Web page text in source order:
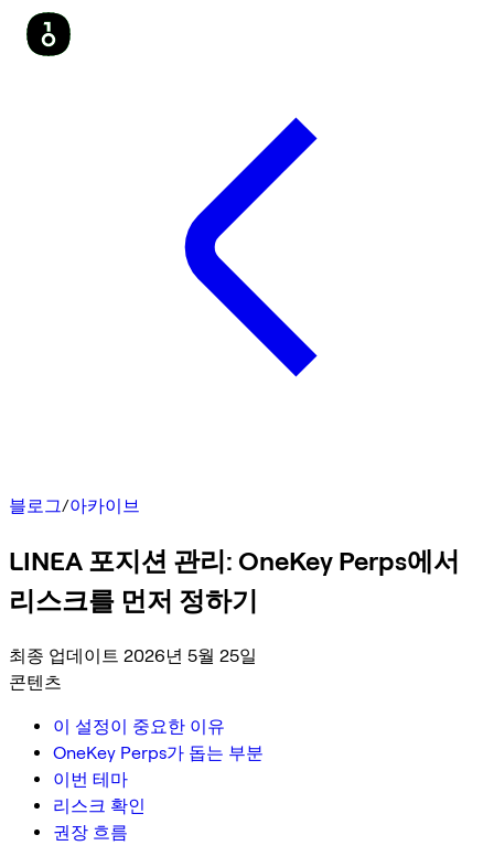
블로그/아카이브
LINEA 포지션 관리: OneKey Perps에서
리스크를 먼저 정하기
최종 업데이트 2026년 5월 25일
콘텐츠
이 설정이 중요한 이유
OneKey Perps가 돕는 부분
이번 테마
리스크 확인
권장 흐름